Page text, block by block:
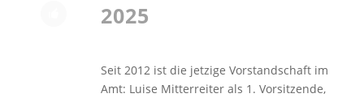
2025
Seit 2012 ist die jetzige Vorstandschaft im
Amt: Luise Mitterreiter als 1. Vorsitzende,